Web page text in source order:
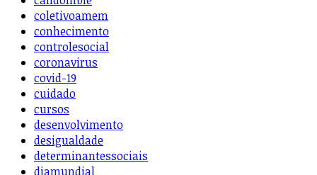
coletivoamem
conhecimento
controlesocial
coronavirus
covid-19
cuidado
cursos
desenvolvimento
desigualdade
determinantessociais
diamundial